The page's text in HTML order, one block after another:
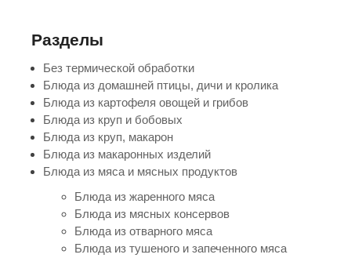
Разделы
Без термической обработки
Блюда из домашней птицы, дичи и кролика
Блюда из картофеля овощей и грибов
Блюда из круп и бобовых
Блюда из круп, макарон
Блюда из макаронных изделий
Блюда из мяса и мясных продуктов
Блюда из жаренного мяса
Блюда из мясных консервов
Блюда из отварного мяса
Блюда из тушеного и запеченного мяса